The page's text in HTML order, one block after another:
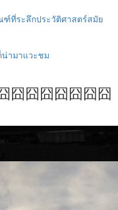
ที่ระลึกประวัติศาสตร์สมัย
ามาแวะชม
囧囧囧囧囧囧囧